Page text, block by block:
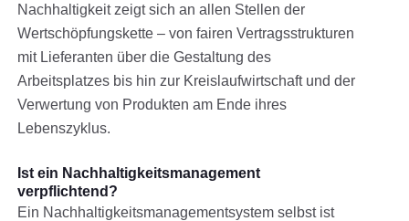
Nachhaltigkeit zeigt sich an allen Stellen der
Wertschöpfungskette – von fairen Vertragsstrukturen
mit Lieferanten über die Gestaltung des
Arbeitsplatzes bis hin zur Kreislaufwirtschaft und der
Verwertung von Produkten am Ende ihres
Lebenszyklus.
Ist ein Nachhaltigkeitsmanagement
verpflichtend?
Ein Nachhaltigkeitsmanagementsystem selbst ist